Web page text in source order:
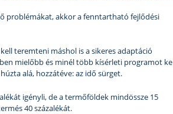
problémákat, akkor a fenntartható fejlődési
teremteni máshol is a sikeres adaptáció
mielőbb és minél több kísérleti programot
alá, hozzátéve: az idő sürget.
igényli, de a termőföldek mindössze 15
40 százalékát.